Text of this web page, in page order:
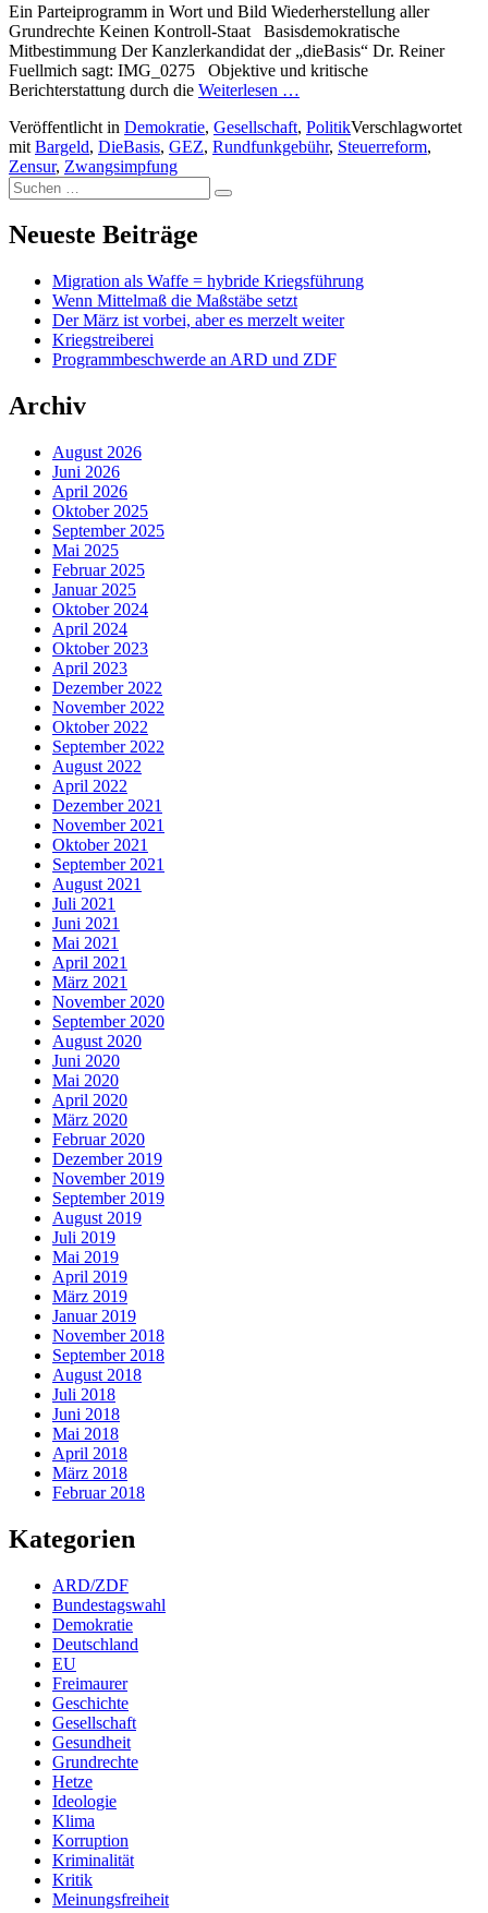
Ein Parteiprogramm in Wort und Bild Wiederherstellung aller
Grundrechte Keinen Kontroll-Staat Basisdemokratische
Mitbestimmung Der Kanzlerkandidat der „dieBasis“ Dr. Reiner
Fuellmich sagt: IMG_0275 Objektive und kritische
Berichterstattung durch die Weiterlesen …
Veröffentlicht in Demokratie, Gesellschaft, PolitikVerschlagwortet
mit Bargeld, DieBasis, GEZ, Rundfunkgebühr, Steuerreform,
Zensur, Zwangsimpfung
Suchen
nach:
Suchen
Neueste Beiträge
Migration als Waffe = hybride Kriegsführung
Wenn Mittelmaß die Maßstäbe setzt
Der März ist vorbei, aber es merzelt weiter
Kriegstreiberei
Programmbeschwerde an ARD und ZDF
Archiv
August 2026
Juni 2026
April 2026
Oktober 2025
September 2025
Mai 2025
Februar 2025
Januar 2025
Oktober 2024
April 2024
Oktober 2023
April 2023
Dezember 2022
November 2022
Oktober 2022
September 2022
August 2022
April 2022
Dezember 2021
November 2021
Oktober 2021
September 2021
August 2021
Juli 2021
Juni 2021
Mai 2021
April 2021
März 2021
November 2020
September 2020
August 2020
Juni 2020
Mai 2020
April 2020
März 2020
Februar 2020
Dezember 2019
November 2019
September 2019
August 2019
Juli 2019
Mai 2019
April 2019
März 2019
Januar 2019
November 2018
September 2018
August 2018
Juli 2018
Juni 2018
Mai 2018
April 2018
März 2018
Februar 2018
Kategorien
ARD/ZDF
Bundestagswahl
Demokratie
Deutschland
EU
Freimaurer
Geschichte
Gesellschaft
Gesundheit
Grundrechte
Hetze
Ideologie
Klima
Korruption
Kriminalität
Kritik
Meinungsfreiheit